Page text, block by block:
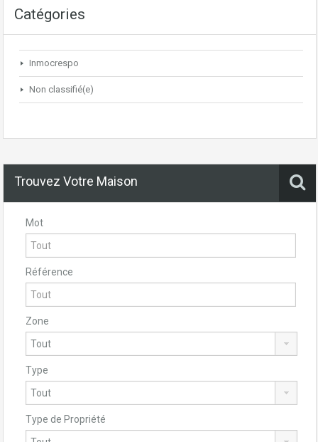
Catégories
Inmocrespo
Non classifié(e)
Trouvez Votre Maison
Mot
Référence
Zone
Type
Type de Propriété